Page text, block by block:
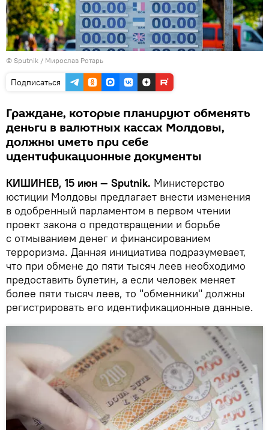
© Sputnik / Мирослав Ротарь
Подписаться
Граждане, которые планируют обменять
деньги в валютных кассах Молдовы,
должны иметь при себе
идентификационные документы
КИШИНЕВ, 15 июн — Sputnik. Министерство
юстиции Молдовы предлагает внести изменения
в одобренный парламентом в первом чтении
проект закона о предотвращении и борьбе
с отмыванием денег и финансированием
терроризма. Данная инициатива подразумевает,
что при обмене до пяти тысяч леев необходимо
предоставить булетин, а если человек меняет
более пяти тысяч леев, то "обменники" должны
регистрировать его идентификационные данные.